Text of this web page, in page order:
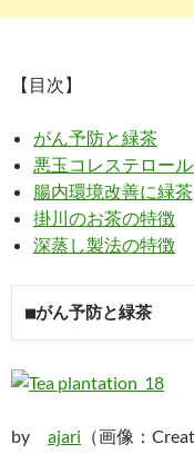
【目次】
がん予防と緑茶
悪玉コレステロー
腸内環境改善に緑茶
掛川のお茶の特徴
深蒸し製法の特徴
■がん予防と緑茶
by ajari （画像：